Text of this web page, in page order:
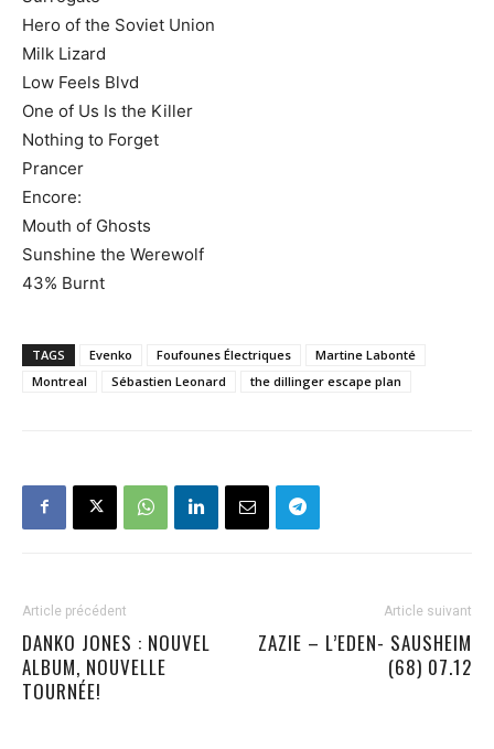
Hero of the Soviet Union
Milk Lizard
Low Feels Blvd
One of Us Is the Killer
Nothing to Forget
Prancer
Encore:
Mouth of Ghosts
Sunshine the Werewolf
43% Burnt
TAGS Evenko Foufounes Électriques
Martine Labonté
Montreal
Sébastien Leonard the dillinger escape plan
Article précédent
DANKO JONES : NOUVEL
ALBUM, NOUVELLE
TOURNÉE!
Article suivant
ZAZIE – L’EDEN- SAUSHEIM
(68) 07.12